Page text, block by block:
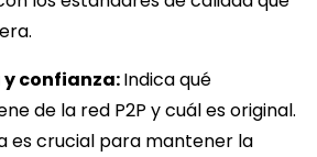
confianza:Indica qué
de la red P2P y cuál es original.
es crucial para mantener la